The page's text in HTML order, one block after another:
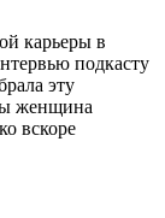
карьеры в
подкасту
эту
женщина
вскоре